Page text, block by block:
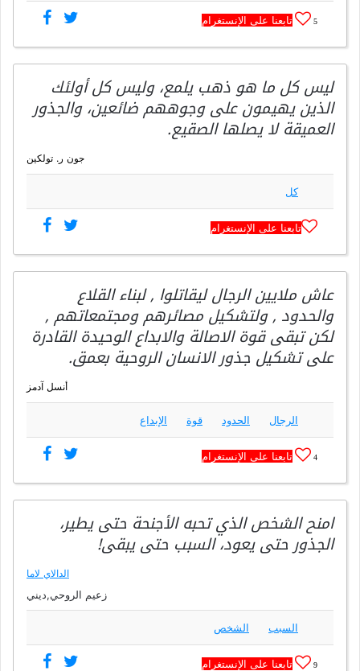
5 تابعنا على الإنستغرام
ليس كل ما هو ذهب يلمع، وليس كل أولئك
الذين يهيمون على وجوههم ضائعين، والجذور
العميقة لا يصلها الصقيع.
جون ر. تولكين
كل
تابعنا على الإنستغرام
عاش ملايين الرجال ليقاتلوا , لبناء القلاع
والحدود , ولتشكيل مصائرهم ومجتمعاتهم ,
لكن تبقى قوة الاصالة والابداع الوحيدة القادرة
على تشكيل جذور الانسان الروحية بعمق.
أنسل آدمز
الرجال الحدود قوة الإبداع
4 تابعنا على الإنستغرام
امنح الشخص الذي تحبه الأجنحة حتى يطير،
الجذور حتى يعود، السبب حتى يبقى!
الدالاي لاما
زعيم الروحي,ديني
السبب الشخص
9 تابعنا على الإنستغرام